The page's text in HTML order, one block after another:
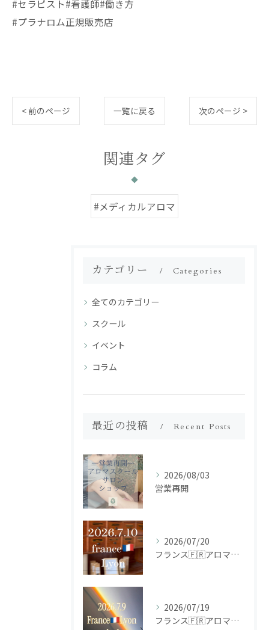
#セラピスト#看護師#働き方
#プラナロム正規販売店
< 前のページ 一覧に戻る 次のページ >
関連タグ
#メディカルアロマ
カテゴリー Categories
全てのカテゴリー
スクール
イベント
コラム
最近の投稿 Recent Posts
2026/08/03
営業再開
2026/07/20
フランス🇫🇷アロマ研修ツアー𝗱𝗮𝘆𝟮
2026/07/19
フランス🇫🇷アロマ研修ツアー𝗱𝗮𝘆𝟭